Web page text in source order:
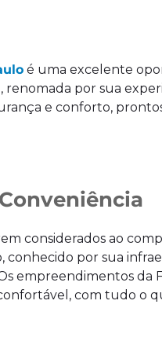
é uma excelente
por sua
e conforto,
considerados ao
por sua
empreendimentos
com tudo o